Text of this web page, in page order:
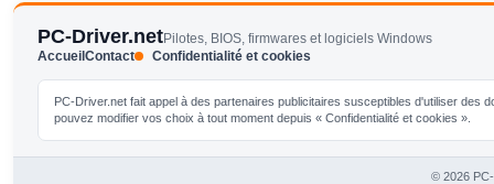
PC-Driver.netPilotes, BIOS, firmwares et logiciels Windows
AccueilContact Confidentialité et cookies
PC-Driver.net fait appel à des partenaires publicitaires susceptibles d'utiliser
pouvez modifier vos choix à tout moment depuis « Confidentialité et cookies ».
© 2026